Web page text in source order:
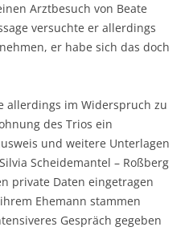
Arztbesuch von Beate
versuchte er allerdings
er habe sich das doch
allerdings im Widerspruch zu
des Trios ein
und weitere Unterlagen
Scheidemantel – Roßberg
private Daten eingetragen
Ehemann stammen
Gespräch gegeben